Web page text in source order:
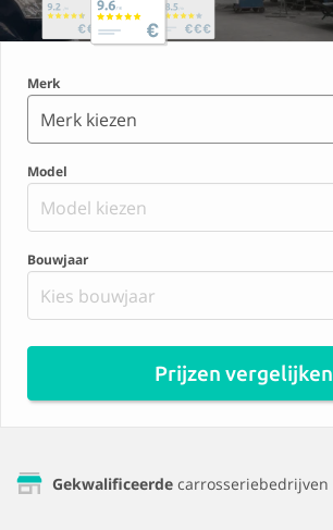
Merk
Merk kiezen
Model
Model kiezen
Bouwjaar
Kies bouwjaar
Prijzen vergelijken
Gekwalificeerde carrosseriebedrijven